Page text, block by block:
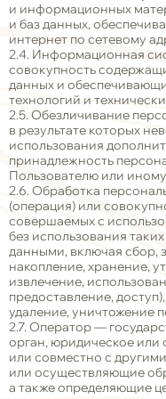
и информационных
и баз данных,
интернет по сетевому
2.4. Информационная
совокупность
данных и
технологий и
2.5. Обезличивание
в результате которых
использования
принадлежность
Пользователю или
2.6. Обработка
(операция) или
совершаемых с
без использования
данными, включая сбор,
накопление, хранение,
извлечение,
предоставление,
удаление, уничтожение
2.7. Оператор —
орган, юридическое или
или совместно с
или осуществляющие
а также определяющие